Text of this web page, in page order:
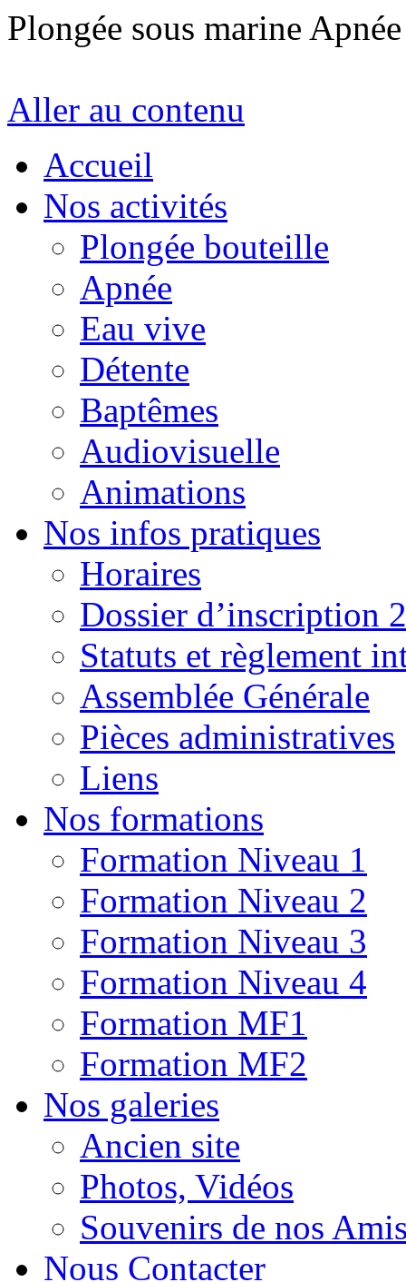
Plongée sous marine
Aller au contenu
Accueil
Nos activités
Plongée bouteille
Apnée
Eau vive
Détente
Baptêmes
Audiovisuelle
Animations
Nos infos pratiques
Horaires
Dossier d’inscription
Statuts et règlement
Assemblée Générale
Pièces administratives
Liens
Nos formations
Formation Niveau 1
Formation Niveau 2
Formation Niveau 3
Formation Niveau 4
Formation MF1
Formation MF2
Nos galeries
Ancien site
Photos, Vidéos
Souvenirs de nos
Nous Contacter